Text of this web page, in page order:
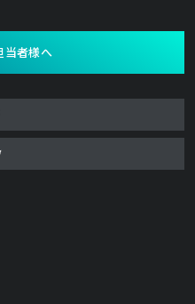
当者様へ